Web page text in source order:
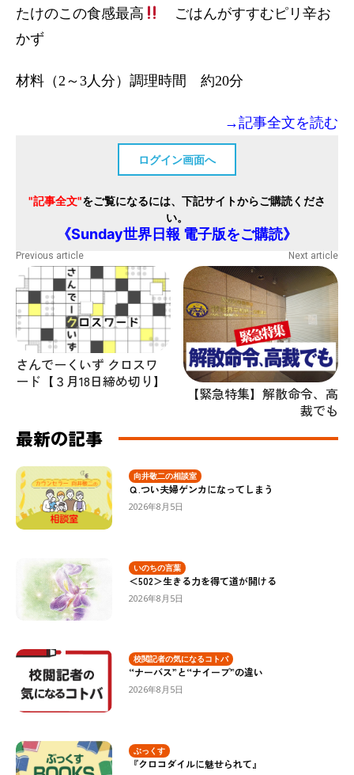
たけのこの食感最高
ごはんがすすむピリ辛お
かず
材料（2～3人分）調理時間 約20分
→記事全文を読む
ログイン画面へ
"記事全文"をご覧になるには、下記サイトからご購読くださ
い。
《Sunday世界日報 電子版をご購読》
Previous article
さんでーくいず クロスワ
ード【３月18日締め切り】
Next article
【緊急特集】解散命令、高
裁でも
最新の記事
向井敬二の相談室
Ｑ.つい夫婦ゲンカになってしまう
2026年8月5日
いのちの言葉
＜502＞生きる力を得て道が開ける
2026年8月5日
校閲記者の気になるコトバ
“ナーバス”と“ナイーブ”の違い
2026年8月5日
ぶっくす
『クロコダイルに魅せられて』